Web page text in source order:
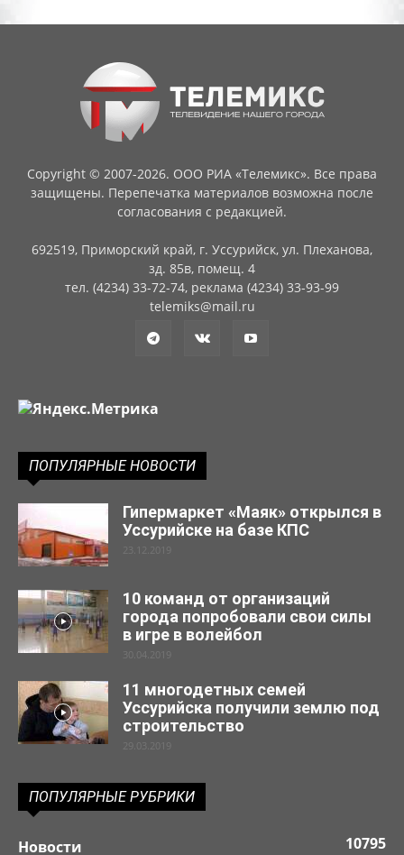
Copyright © 2007-2026. ООО РИА «Телемикс». Все права
защищены. Перепечатка материалов возможна после
согласования с редакцией.
692519, Приморский край, г. Уссурийск, ул. Плеханова,
зд. 85в, помещ. 4
тел. (4234) 33-72-74, реклама (4234) 33-93-99
telemiks@mail.ru
ПОПУЛЯРНЫЕ НОВОСТИ
Гипермаркет «Маяк» открылся в
Уссурийске на базе КПС
23.12.2019
10 команд от организаций
города попробовали свои силы
в игре в волейбол
30.04.2019
11 многодетных семей
Уссурийска получили землю под
строительство
29.03.2019
ПОПУЛЯРНЫЕ РУБРИКИ
Новости 10795